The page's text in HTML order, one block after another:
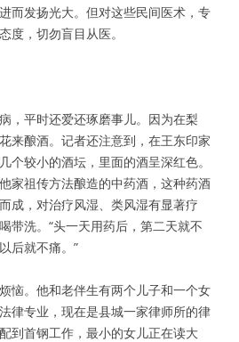
而发扬光大。但对这些民间医术，专
度，切勿盲目从医。
，平时还爱还琢磨事儿。因为在梨
来酿酒。记者还注意到，在王东印家
个较小的酒坛，里面的酒呈深红色。
家祖传方法酿造的中药酒，这种药酒
成，对治疗风湿、类风湿有显著疗
带洗。“头一天用药后，第二天就不
后就不痛。”
恼。他和老伴生有两个儿子和一个女
律专业，现在是县城一家律师所的律
到首钢工作，最小的女儿正在读大